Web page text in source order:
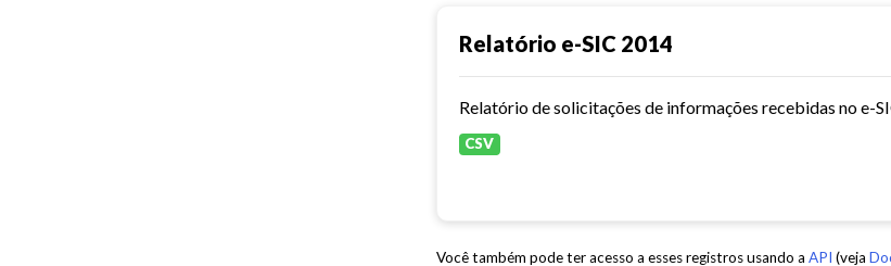
Relatório e-SIC 2014
Relatório de solicitações de informações recebidas no e-
CSV
Você também pode ter acesso a esses registros usando a API (veja